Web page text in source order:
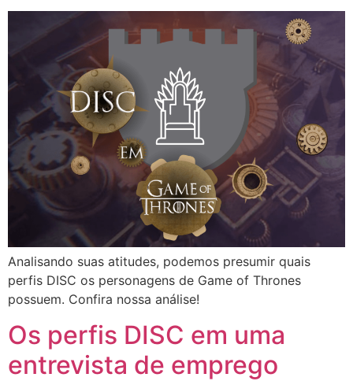
Analisando suas atitudes, podemos presumir quais
perfis DISC os personagens de Game of Thrones
possuem. Confira nossa análise!
Os perfis DISC em uma
entrevista de emprego